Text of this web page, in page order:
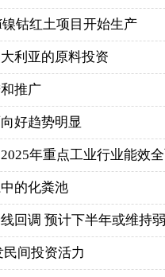
钴红土项目开始生产
利亚的原料投资
推广
好趋势明显
年重点工业行业能效
的化粪池
回调 预计下半年或维持
间投资活力